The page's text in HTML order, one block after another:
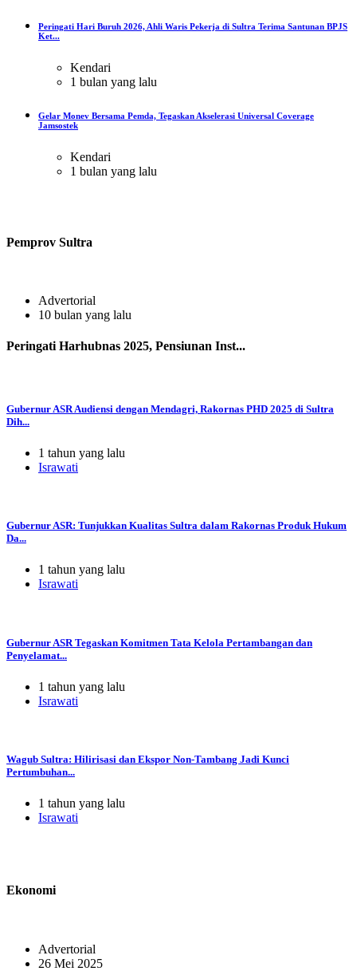
Peringati Hari Buruh 2026, Ahli Waris Pekerja di Sultra Terima Santunan BPJS
Ket...
Kendari
1 bulan yang lalu
Gelar Monev Bersama Pemda, Tegaskan Akselerasi Universal Coverage
Jamsostek
Kendari
1 bulan yang lalu
Pemprov Sultra
Advertorial
10 bulan yang lalu
Peringati Harhubnas 2025, Pensiunan Inst...
Gubernur ASR Audiensi dengan Mendagri, Rakornas PHD 2025 di Sultra
Dih...
1 tahun yang lalu
Israwati
Gubernur ASR: Tunjukkan Kualitas Sultra dalam Rakornas Produk Hukum
Da...
1 tahun yang lalu
Israwati
Gubernur ASR Tegaskan Komitmen Tata Kelola Pertambangan dan
Penyelamat...
1 tahun yang lalu
Israwati
Wagub Sultra: Hilirisasi dan Ekspor Non-Tambang Jadi Kunci
Pertumbuhan...
1 tahun yang lalu
Israwati
Ekonomi
Advertorial
26 Mei 2025